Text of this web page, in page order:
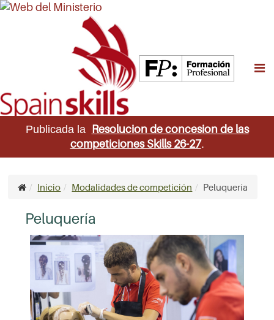
Publicada la Resolucion de concesion de las
competiciones Skills 26-27.
Inicio Modalidades de competición Peluquería
Peluquería